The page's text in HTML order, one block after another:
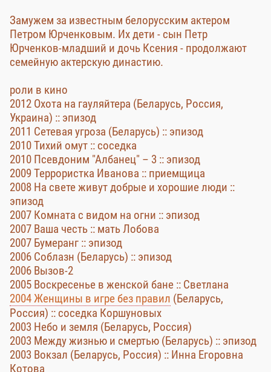
Замужем за известным белорусским актером
Петром Юрченковым. Их дети - сын Петр
Юрченков-младший и дочь Ксения - продолжают
семейную актерскую династию.
роли в кино
2012 Охота на гауляйтера (Беларусь, Россия,
Украина) :: эпизод
2011 Сетевая угроза (Беларусь) :: эпизод
2010 Тихий омут :: соседка
2010 Псевдоним "Албанец" – 3 :: эпизод
2009 Террористка Иванова :: приемщица
2008 На свете живут добрые и хорошие люди ::
эпизод
2007 Комната с видом на огни :: эпизод
2007 Ваша честь :: мать Лобова
2007 Бумеранг :: эпизод
2006 Соблазн (Беларусь) :: эпизод
2006 Вызов-2
2005 Воскресенье в женской бане :: Светлана
2004 Женщины в игре без правил (Беларусь,
Россия) :: соседка Коршуновых
2003 Небо и земля (Беларусь, Россия)
2003 Между жизнью и смертью (Беларусь) :: эпизод
2003 Вокзал (Беларусь, Россия) :: Инна Егоровна
Котова